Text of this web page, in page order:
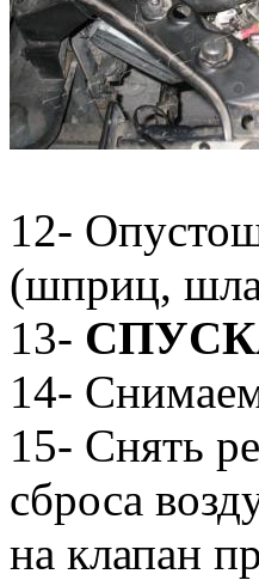
12-
(шприц,
13-
14-
15- Снять
сброса
на клапан